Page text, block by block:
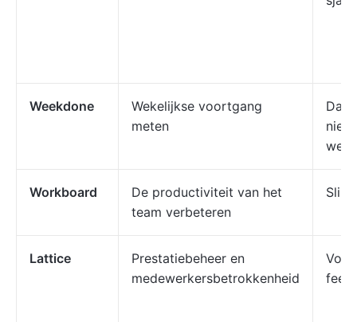
Weekdone
Wekelijkse voortgang
meten
Workboard
De productiviteit van het
team verbeteren
Lattice
Prestatiebeheer en
medewerkersbetrokkenheid